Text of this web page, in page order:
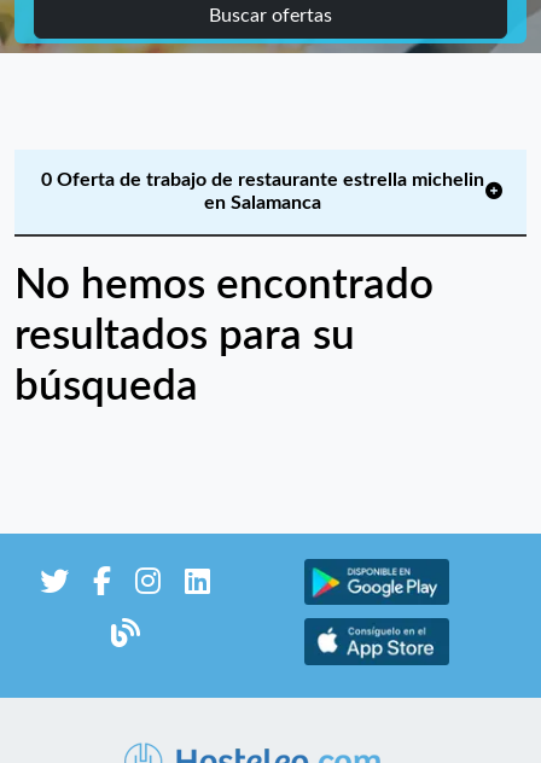
Buscar ofertas
0 Oferta de trabajo de restaurante estrella michelin
en Salamanca
No hemos encontrado
resultados para su
búsqueda